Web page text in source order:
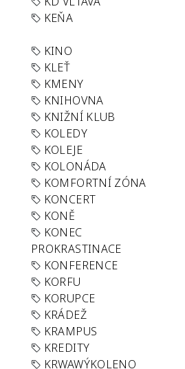
KEŇA
KINO
KLEŤ
KMENY
KNIHOVNA
KNIŽNÍ KLUB
KOLEDY
KOLEJE
KOLONÁDA
KOMFORTNÍ ZÓNA
KONCERT
KONĚ
KONEC
PROKRASTINACE
KONFERENCE
KORFU
KORUPCE
KRÁDEŽ
KRAMPUS
KREDITY
KRWAWÝKOLENO